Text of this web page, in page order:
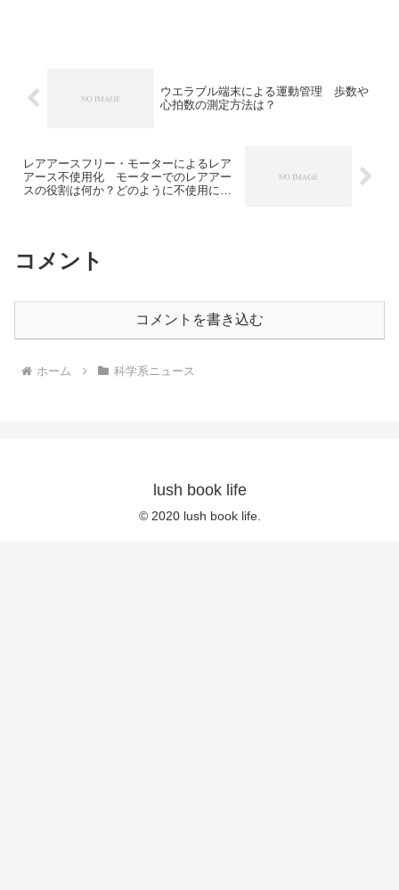
ウエラブル端末による運動管理 歩数や
心拍数の測定方法は？
レアアースフリー・モーターによるレア
アース不使用化 モーターでのレアアー
スの役割は何か？どのように不使用にし
コメント
コメントを書き込む
ホーム 科学系ニュース
lush book life
© 2020 lush book life.